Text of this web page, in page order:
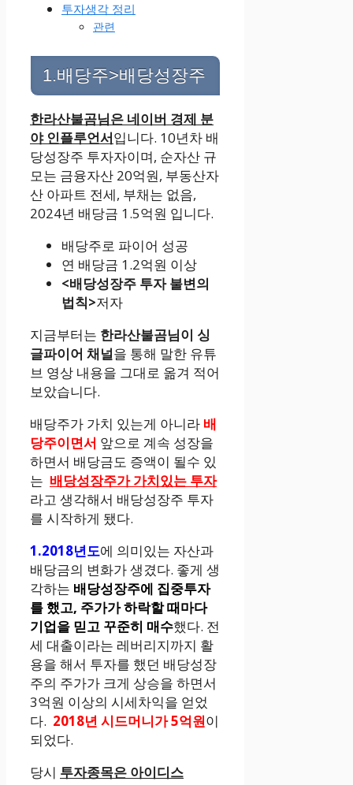
투자생각 정리
관련
1.배당주>배당성장주
한라산불곰님은 네이버 경제 분
야 인플루언서입니다. 10년차 배
당성장주 투자자이며, 순자산 규
모는 금융자산 20억원, 부동산자
산 아파트 전세, 부채는 없음,
2024년 배당금 1.5억원 입니다.
배당주로 파이어 성공
연 배당금 1.2억원 이상
<배당성장주 투자 불변의
법칙>저자
지금부터는 한라산불곰님이 싱
글파이어 채널을 통해 말한 유튜
브 영상 내용을 그대로 옮겨 적어
보았습니다.
배당주가 가치 있는게 아니라 배
당주이면서 앞으로 계속 성장을
하면서 배당금도 증액이 될수 있
는 배당성장주가 가치있는 투자
라고 생각해서 배당성장주 투자
를 시작하게 됐다.
1.2018년도에 의미있는 자산과
배당금의 변화가 생겼다. 좋게 생
각하는 배당성장주에 집중투자
를 했고, 주가가 하락할 때마다
기업을 믿고 꾸준히 매수했다. 전
세 대출이라는 레버리지까지 활
용을 해서 투자를 했던 배당성장
주의 주가가 크게 상승을 하면서
3억원 이상의 시세차익을 얻었
다. 2018년 시드머니가 5억원이
되었다.
당시 투자종목은 아이디스